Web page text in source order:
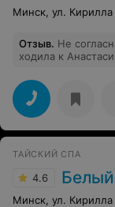
Минск, ул.
Отзыв. Не
ходила к
ТАЙСКИЙ СПА
4.6
Минск, ул.